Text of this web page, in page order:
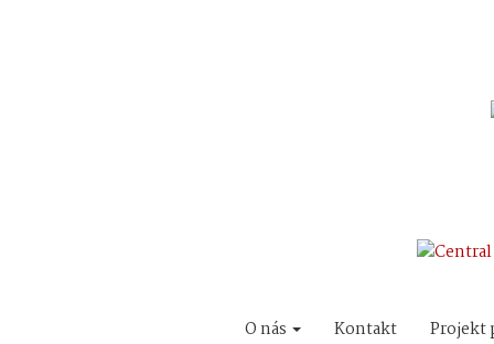
O nás Kontakt Projekt